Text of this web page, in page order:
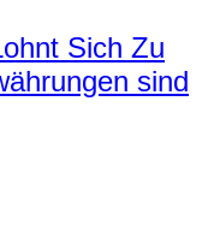
Sich Zu
sind